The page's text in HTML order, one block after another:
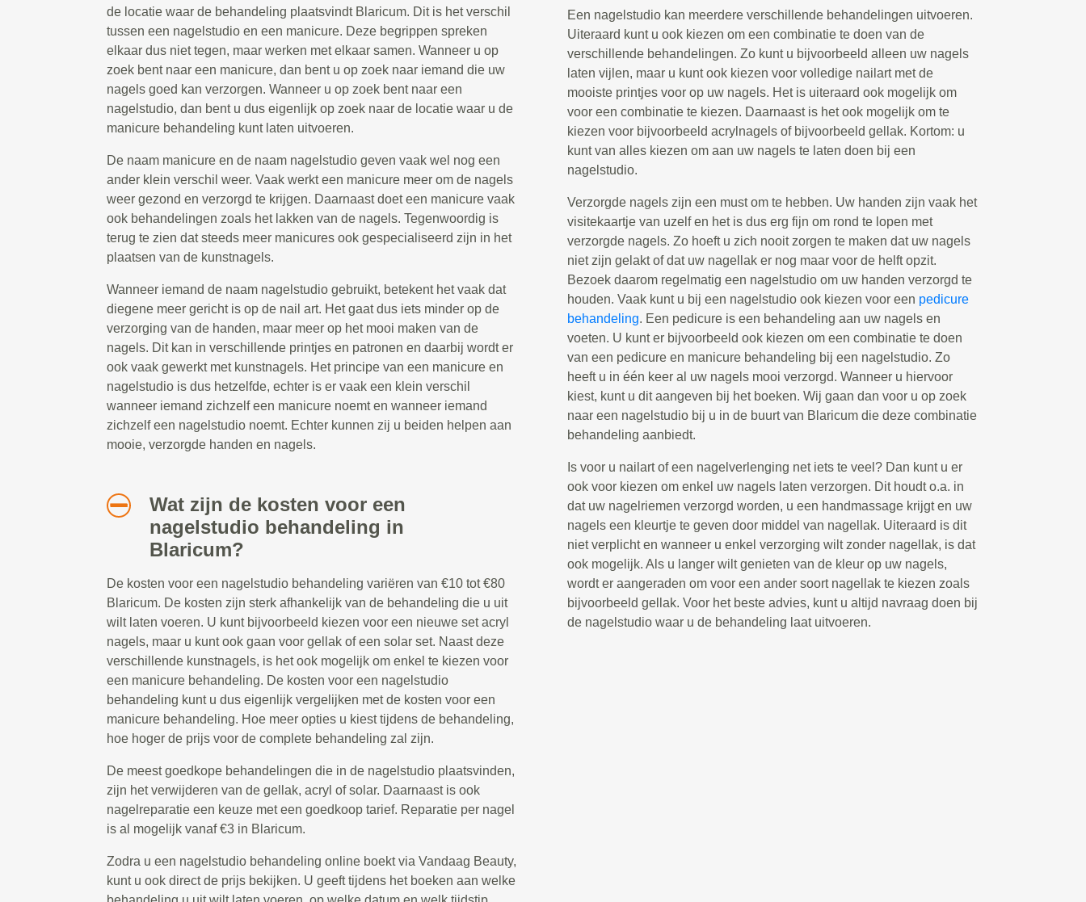
de locatie waar de behandeling plaatsvindt Blaricum. Dit is het verschil
tussen een nagelstudio en een manicure. Deze begrippen spreken
elkaar dus niet tegen, maar werken met elkaar samen. Wanneer u op
zoek bent naar een manicure, dan bent u op zoek naar iemand die uw
nagels goed kan verzorgen. Wanneer u op zoek bent naar een
nagelstudio, dan bent u dus eigenlijk op zoek naar de locatie waar u de
manicure behandeling kunt laten uitvoeren.
De naam manicure en de naam nagelstudio geven vaak wel nog een
ander klein verschil weer. Vaak werkt een manicure meer om de nagels
weer gezond en verzorgd te krijgen. Daarnaast doet een manicure vaak
ook behandelingen zoals het lakken van de nagels. Tegenwoordig is
terug te zien dat steeds meer manicures ook gespecialiseerd zijn in het
plaatsen van de kunstnagels.
Wanneer iemand de naam nagelstudio gebruikt, betekent het vaak dat
diegene meer gericht is op de nail art. Het gaat dus iets minder op de
verzorging van de handen, maar meer op het mooi maken van de
nagels. Dit kan in verschillende printjes en patronen en daarbij wordt er
ook vaak gewerkt met kunstnagels. Het principe van een manicure en
nagelstudio is dus hetzelfde, echter is er vaak een klein verschil
wanneer iemand zichzelf een manicure noemt en wanneer iemand
zichzelf een nagelstudio noemt. Echter kunnen zij u beiden helpen aan
mooie, verzorgde handen en nagels.
Wat zijn de kosten voor een
nagelstudio behandeling in
Blaricum?
De kosten voor een nagelstudio behandeling variëren van €10 tot €80
Blaricum. De kosten zijn sterk afhankelijk van de behandeling die u uit
wilt laten voeren. U kunt bijvoorbeeld kiezen voor een nieuwe set acryl
nagels, maar u kunt ook gaan voor gellak of een solar set. Naast deze
verschillende kunstnagels, is het ook mogelijk om enkel te kiezen voor
een manicure behandeling. De kosten voor een nagelstudio
behandeling kunt u dus eigenlijk vergelijken met de kosten voor een
manicure behandeling. Hoe meer opties u kiest tijdens de behandeling,
hoe hoger de prijs voor de complete behandeling zal zijn.
De meest goedkope behandelingen die in de nagelstudio plaatsvinden,
zijn het verwijderen van de gellak, acryl of solar. Daarnaast is ook
nagelreparatie een keuze met een goedkoop tarief. Reparatie per nagel
is al mogelijk vanaf €3 in Blaricum.
Zodra u een nagelstudio behandeling online boekt via Vandaag Beauty,
kunt u ook direct de prijs bekijken. U geeft tijdens het boeken aan welke
Een nagelstudio kan meerdere verschillende behandelingen uitvoeren.
Uiteraard kunt u ook kiezen om een combinatie te doen van de
verschillende behandelingen. Zo kunt u bijvoorbeeld alleen uw nagels
laten vijlen, maar u kunt ook kiezen voor volledige nailart met de
mooiste printjes voor op uw nagels. Het is uiteraard ook mogelijk om
voor een combinatie te kiezen. Daarnaast is het ook mogelijk om te
kiezen voor bijvoorbeeld acrylnagels of bijvoorbeeld gellak. Kortom: u
kunt van alles kiezen om aan uw nagels te laten doen bij een
nagelstudio.
Verzorgde nagels zijn een must om te hebben. Uw handen zijn vaak het
visitekaartje van uzelf en het is dus erg fijn om rond te lopen met
verzorgde nagels. Zo hoeft u zich nooit zorgen te maken dat uw nagels
niet zijn gelakt of dat uw nagellak er nog maar voor de helft opzit.
Bezoek daarom regelmatig een nagelstudio om uw handen verzorgd te
houden. Vaak kunt u bij een nagelstudio ook kiezen voor een pedicure
behandeling. Een pedicure is een behandeling aan uw nagels en
voeten. U kunt er bijvoorbeeld ook kiezen om een combinatie te doen
van een pedicure en manicure behandeling bij een nagelstudio. Zo
heeft u in één keer al uw nagels mooi verzorgd. Wanneer u hiervoor
kiest, kunt u dit aangeven bij het boeken. Wij gaan dan voor u op zoek
naar een nagelstudio bij u in de buurt van Blaricum die deze combinatie
behandeling aanbiedt.
Is voor u nailart of een nagelverlenging net iets te veel? Dan kunt u er
ook voor kiezen om enkel uw nagels laten verzorgen. Dit houdt o.a. in
dat uw nagelriemen verzorgd worden, u een handmassage krijgt en uw
nagels een kleurtje te geven door middel van nagellak. Uiteraard is dit
niet verplicht en wanneer u enkel verzorging wilt zonder nagellak, is dat
ook mogelijk. Als u langer wilt genieten van de kleur op uw nagels,
wordt er aangeraden om voor een ander soort nagellak te kiezen zoals
bijvoorbeeld gellak. Voor het beste advies, kunt u altijd navraag doen bij
de nagelstudio waar u de behandeling laat uitvoeren.